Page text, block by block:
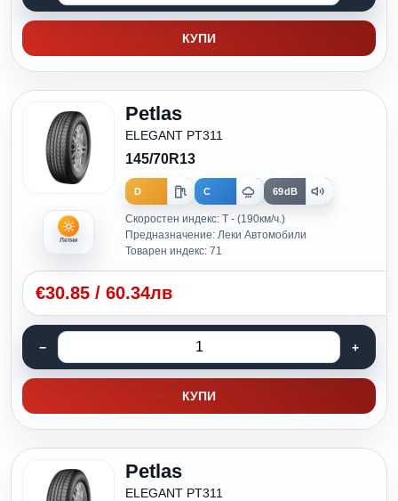
КУПИ
Летни
Petlas
ELEGANT PT311
145/70R13
D C 69dB
Скоростен индекс: T - (190км/ч.)
Предназначение: Леки Автомобили
Товарен индекс: 71
€30.85 / 60.34лв
КУПИ
Petlas
ELEGANT PT311